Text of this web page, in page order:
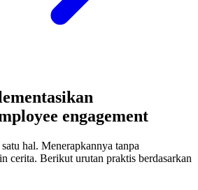
engagement
hal. Menerapkannya tanpa
cerita. Berikut urutan praktis berdasarkan